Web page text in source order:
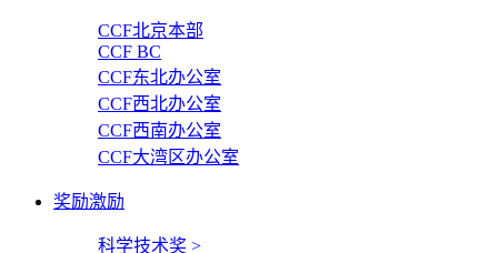
CCF北京本部
CCF BC
CCF东北办公室
CCF西北办公室
CCF西南办公室
CCF大湾区办公室
奖励激励
科学技术奖 >